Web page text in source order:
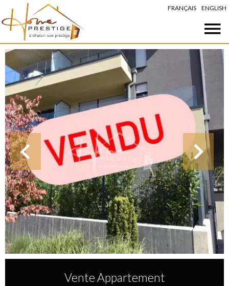
FRANÇAIS ENGLISH
Vente Appartement